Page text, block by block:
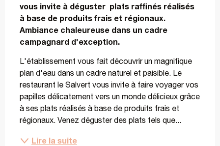
vous invite à déguster  plats raffinés réalisés
à base de produits frais et régionaux.
Ambiance chaleureuse dans un cadre
campagnard d'exception.
L'établissement vous fait découvrir un magnifique
plan d'eau dans un cadre naturel et paisible. Le
restaurant le Salvert vous invite à faire voyager vos
papilles délicatement vers un monde délicieux grâce
à ses plats réalisés à base de produits frais et
régionaux. Venez déguster des plats tels que...
Lire la suite